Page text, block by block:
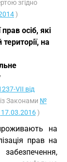
згідно
)
осіб, які
на
VII від
Законами №
)
на
прав на